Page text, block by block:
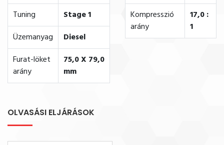
Tuning
Stage 1
Üzemanyag
Diesel
Furat-löket
arány
75,0 X 79,0
mm
Kompresszió
arány
17,0 :
1
OLVASÁSI ELJÁRÁSOK